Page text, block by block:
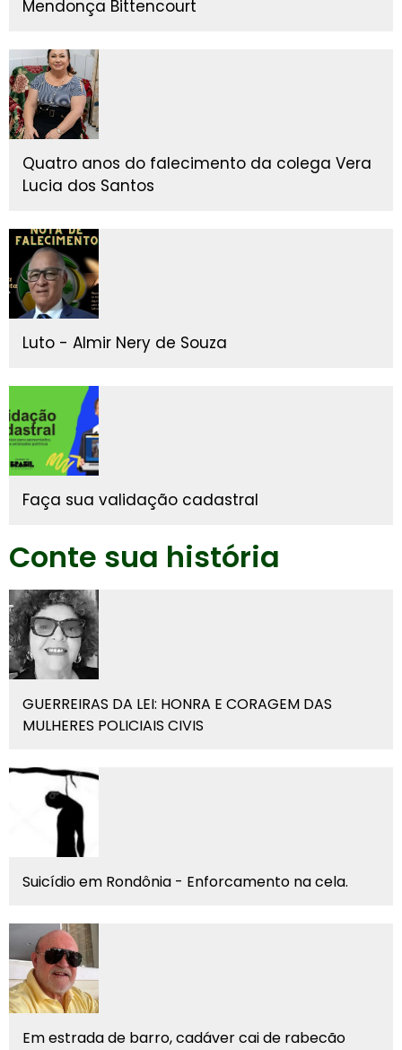
Mendonça Bittencourt
Quatro anos do falecimento da colega Vera
Lucia dos Santos
Luto - Almir Nery de Souza
Faça sua validação cadastral
Conte sua história
GUERREIRAS DA LEI: HONRA E CORAGEM DAS
MULHERES POLICIAIS CIVIS
Suicídio em Rondônia - Enforcamento na cela.
Em estrada de barro, cadáver cai de rabecão